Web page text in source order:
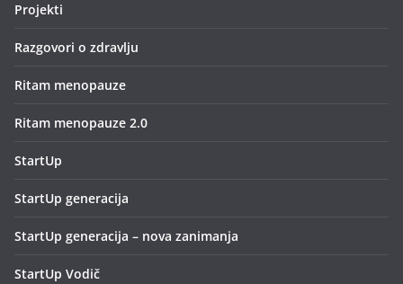
Projekti
Razgovori o zdravlju
Ritam menopauze
Ritam menopauze 2.0
StartUp
StartUp generacija
StartUp generacija – nova zanimanja
StartUp Vodič